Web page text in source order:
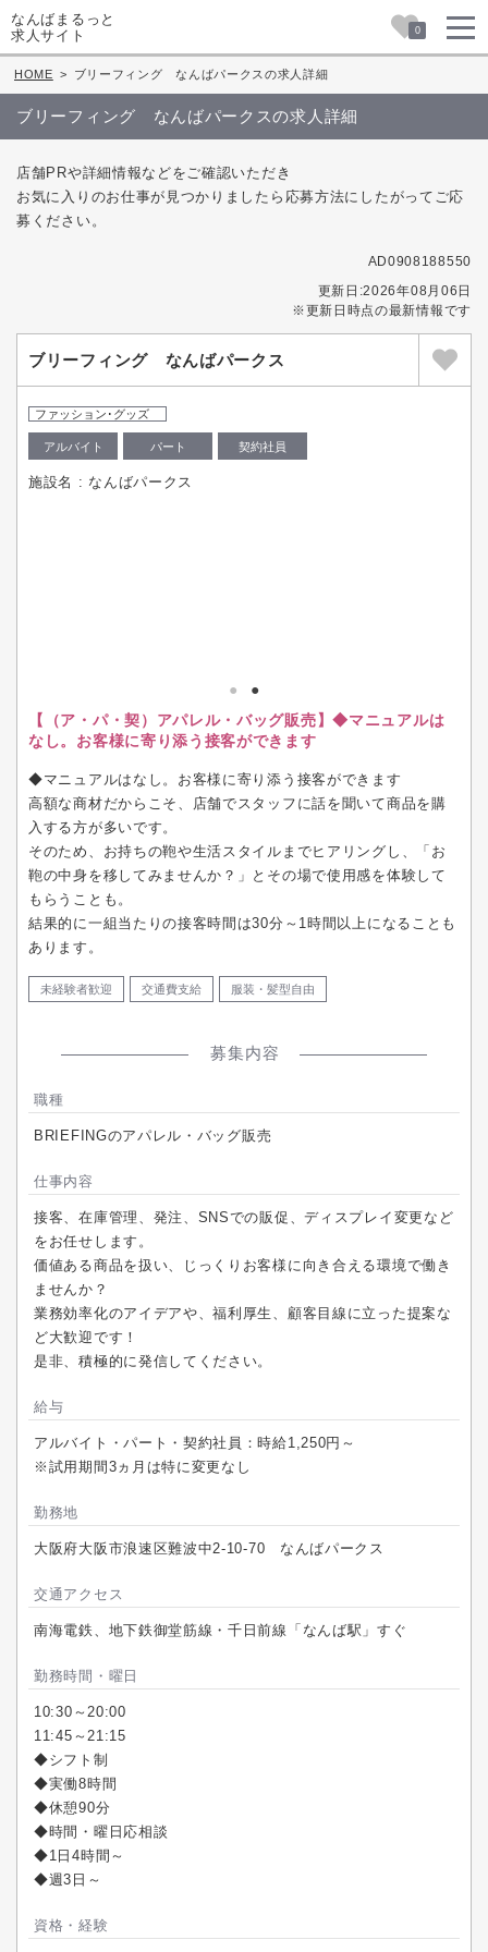
なんばまるっと
求人サイト
0
HOME > ブリーフィング なんばパークスの求人詳細
ブリーフィング なんばパークスの求人詳細
店舗PRや詳細情報などをご確認いただき
お気に入りのお仕事が見つかりましたら応募方法にしたがってご応
募ください。
AD0908188550
更新日:2026年08月06日
※更新日時点の最新情報です
ブリーフィング なんばパークス
ファッション･グッズ
アルバイト パート 契約社員
施設名 : なんばパークス
【（ア・パ・契）アパレル・バッグ販売】◆マニュアルは
なし。お客様に寄り添う接客ができます
◆マニュアルはなし。お客様に寄り添う接客ができます
高額な商材だからこそ、店舗でスタッフに話を聞いて商品を購
入する方が多いです。
そのため、お持ちの鞄や生活スタイルまでヒアリングし、「お
鞄の中身を移してみませんか？」とその場で使用感を体験して
もらうことも。
結果的に一組当たりの接客時間は30分～1時間以上になることも
あります。
未経験者歓迎 交通費支給 服装・髪型自由
募集内容
職種
BRIEFINGのアパレル・バッグ販売
仕事内容
接客、在庫管理、発注、SNSでの販促、ディスプレイ変更など
をお任せします。
価値ある商品を扱い、じっくりお客様に向き合える環境で働き
ませんか？
業務効率化のアイデアや、福利厚生、顧客目線に立った提案な
ど大歓迎です！
是非、積極的に発信してください。
給与
アルバイト・パート・契約社員：時給1,250円～
※試用期間3ヵ月は特に変更なし
勤務地
大阪府大阪市浪速区難波中2-10-70 なんばパークス
交通アクセス
南海電鉄、地下鉄御堂筋線・千日前線「なんば駅」すぐ
勤務時間・曜日
10:30～20:00
11:45～21:15
◆シフト制
◆実働8時間
◆休憩90分
◆時間・曜日応相談
◆1日4時間～
◆週3日～
資格・経験